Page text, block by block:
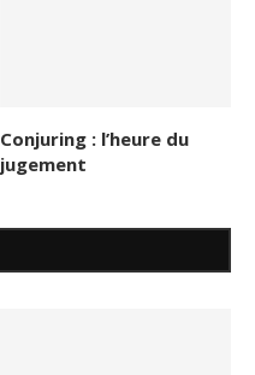
Conjuring : l’heure du
jugement